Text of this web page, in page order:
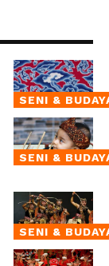
SENI &
SENI &
SENI &